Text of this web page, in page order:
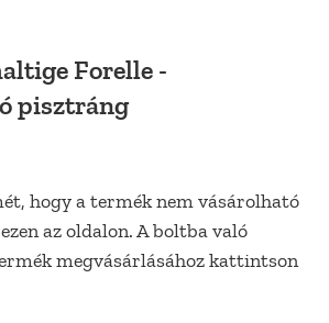
Forelle -
pisztráng
hogy a termék nem vásárolható
az oldalon. A boltba való
megvásárlásához kattintson